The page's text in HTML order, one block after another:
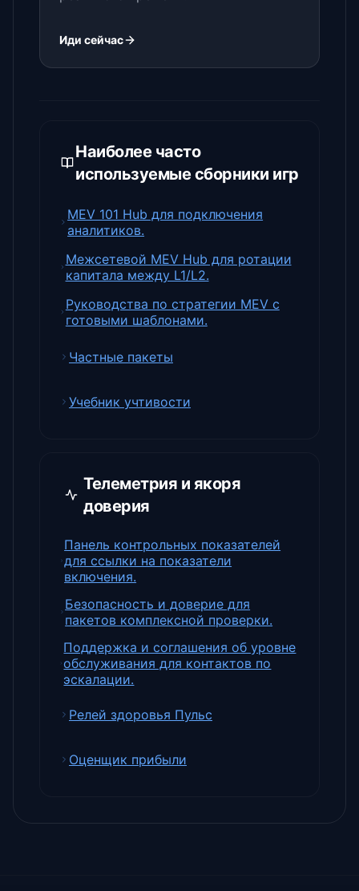
Иди сейчас
Наиболее часто
используемые сборники игр
MEV 101 Hub для подключения
аналитиков.
Межсетевой MEV Hub для ротации
капитала между L1/L2.
Руководства по стратегии MEV с
готовыми шаблонами.
Частные пакеты
Учебник учтивости
Телеметрия и якоря
доверия
Панель контрольных показателей
для ссылки на показатели
включения.
Безопасность и доверие для
пакетов комплексной проверки.
Поддержка и соглашения об уровне
обслуживания для контактов по
эскалации.
Релей здоровья Пульс
Оценщик прибыли